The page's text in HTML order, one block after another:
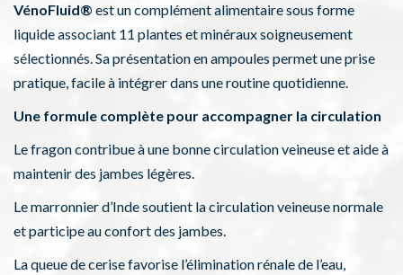
VénoFluid® est un complément alimentaire sous forme
liquide associant 11 plantes et minéraux soigneusement
sélectionnés. Sa présentation en ampoules permet une prise
pratique, facile à intégrer dans une routine quotidienne.
Une formule complète pour accompagner la circulation
Le fragon contribue à une bonne circulation veineuse et aide à
maintenir des jambes légères.
Le marronnier d’Inde soutient la circulation veineuse normale
et participe au confort des jambes.
La queue de cerise favorise l’élimination rénale de l’eau,